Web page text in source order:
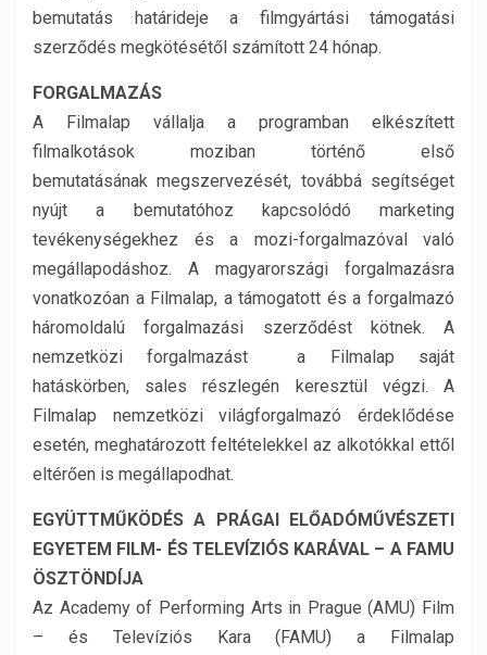
bemutatás határideje a filmgyártási támogatási
szerződés megkötésétől számított 24 hónap.
FORGALMAZÁS
A Filmalap vállalja a programban elkészített
filmalkotások moziban történő első
bemutatásának megszervezését, továbbá segítséget
nyújt a bemutatóhoz kapcsolódó marketing
tevékenységekhez és a mozi-forgalmazóval való
megállapodáshoz. A magyarországi forgalmazásra
vonatkozóan a Filmalap, a támogatott és a forgalmazó
háromoldalú forgalmazási szerződést kötnek. A
nemzetközi forgalmazást a Filmalap saját
hatáskörben, sales részlegén keresztül végzi. A
Filmalap nemzetközi világforgalmazó érdeklődése
esetén, meghatározott feltételekkel az alkotókkal ettől
eltérően is megállapodhat.
EGYÜTTMŰKÖDÉS A PRÁGAI ELŐADÓMŰVÉSZETI
EGYETEM FILM- ÉS TELEVÍZIÓS KARÁVAL – A FAMU
ÖSZTÖNDÍJA
Az Academy of Performing Arts in Prague (AMU) Film
– és Televíziós Kara (FAMU) a Filmalap